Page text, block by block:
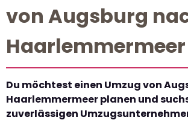
von Augsburg
Haarlemmermeer
Du möchtest einen Umzug von
Haarlemmermeer planen und
zuverlässigen